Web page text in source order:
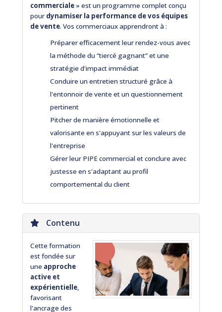
commerciale» est un programme complet conçu
pour dynamiser la performance de vos équipes
de vente. Vos commerciaux apprendront à :
Préparer efficacement leur rendez-vous avec
la méthode du “tiercé gagnant” et une
stratégie d'impact immédiat
Conduire un entretien structuré grâce à
l'entonnoir de vente et un questionnement
pertinent
Pitcher de manière émotionnelle et
valorisante en s'appuyant sur les valeurs de
l'entreprise
Gérer leur PIPE commercial et conclure avec
justesse en s'adaptant au profil
comportemental du client
Contenu
Cette formation
est fondée sur
une approche
active et
expérientielle,
favorisant
l'ancrage des